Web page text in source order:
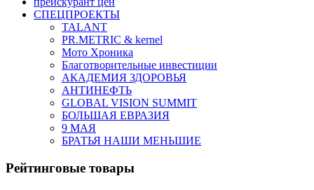
СПЕЦПРОЕКТЫ
TALANT
PR.METRIC & kernel
Мото Хроника
Благотворительные инвестиции
АКАДЕМИЯ ЗДОРОВЬЯ
АНТИНЕФТЬ
GLOBAL VISION SUMMIT
БОЛЬШАЯ ЕВРАЗИЯ
9 МАЯ
БРАТЬЯ НАШИ МЕНЬШИЕ
Рейтинговые товары